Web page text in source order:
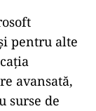
pentru alte
avansată,
surse de